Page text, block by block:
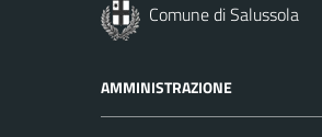
Comune di Salussola
AMMINISTRAZIONE